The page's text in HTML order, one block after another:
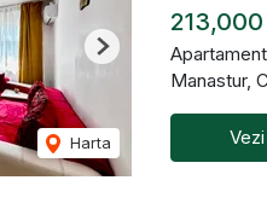
Harta
Next
Manastur,